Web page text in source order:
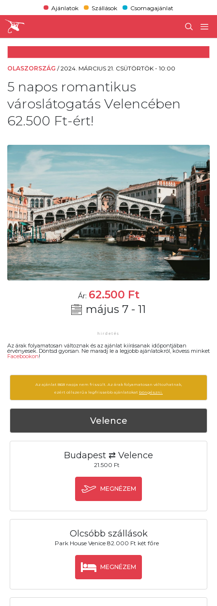
Ajánlatok Szállások Csomagajánlat
OLASZORSZÁG /2024. MÁRCIUS 21. CSÜTÖRTÖK - 10:00
5 napos romantikus
városlátogatás Velencében
62.500 Ft-ért!
Ár: 62.500 Ft
május 7 - 11
Az árak folyamatosan változnak és az ajánlat kiírásanak időpontjában
érvényesek. Döntsd gyorsan. Ne maradj le a legjobb ajánlatokról, kövess minket
Facebookon!
Az ajánlat 868 napja nem frissült. Az árak folyamatosan változhatnak,
ezért célszerű a legfrissebb ajánlatokat böngészni.
Velence
Budapest ⇄ Velence
21.500 Ft
MEGNÉZEM
Olcsóbb szállások
Park House Venice 82.000 Ft két főre
MEGNÉZEM